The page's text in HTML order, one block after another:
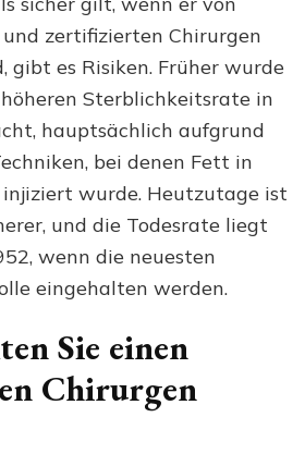
zertifizierten Chirurgen
gibt es Risiken. Früher wurde
Sterblichkeitsrate in
hauptsächlich aufgrund
bei denen Fett in
injiziert wurde. Heutzutage ist
und die Todesrate liegt
wenn die neuesten
eingehalten werden.
Sie einen
Chirurgen